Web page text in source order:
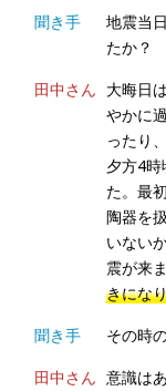
聞き手
地震当
たか？
田中さん 大晦日
やかに
ったり
夕方4
た。最
陶器を
いない
震が来
きにな
聞き手
その時
田中さん 意識は